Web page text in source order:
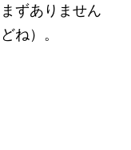
ずありません
ね）。